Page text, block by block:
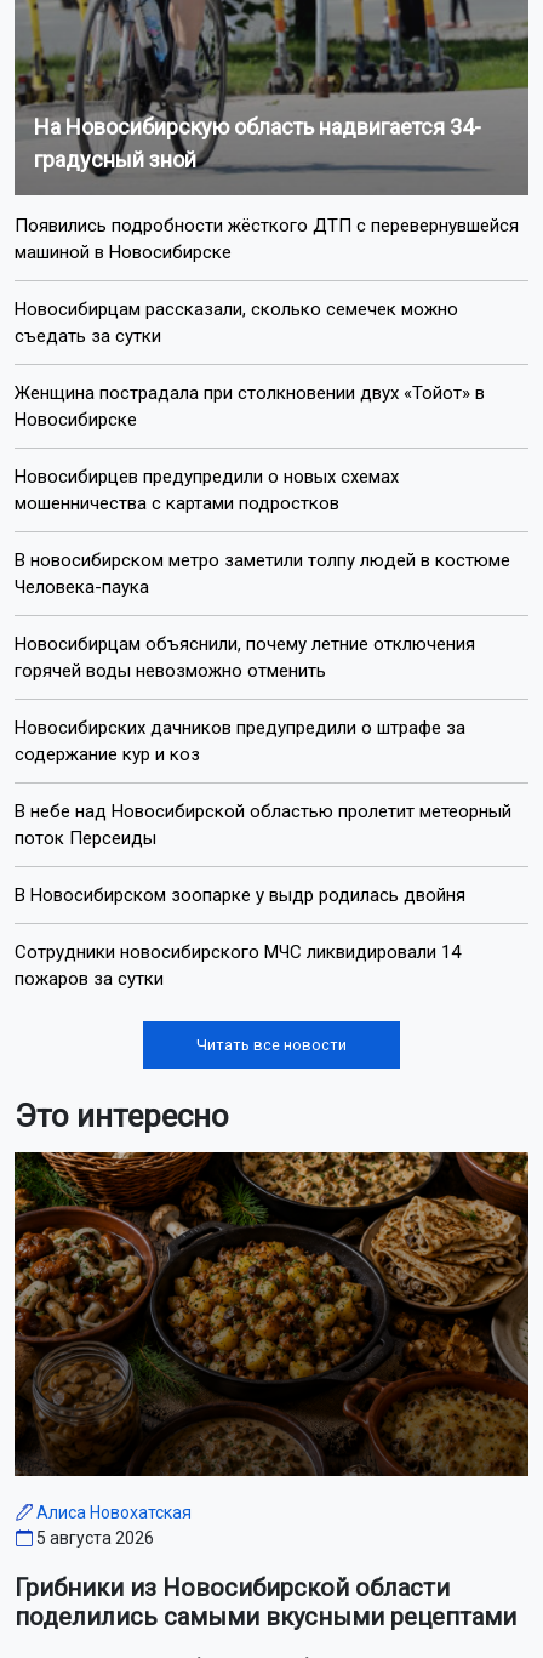
На Новосибирскую область надвигается 34-
градусный зной
Появились подробности жёсткого ДТП с перевернувшейся
машиной в Новосибирске
Новосибирцам рассказали, сколько семечек можно
съедать за сутки
Женщина пострадала при столкновении двух «Тойот» в
Новосибирске
Новосибирцев предупредили о новых схемах
мошенничества с картами подростков
В новосибирском метро заметили толпу людей в костюме
Человека-паука
Новосибирцам объяснили, почему летние отключения
горячей воды невозможно отменить
Новосибирских дачников предупредили о штрафе за
содержание кур и коз
В небе над Новосибирской областью пролетит метеорный
поток Персеиды
В Новосибирском зоопарке у выдр родилась двойня
Сотрудники новосибирского МЧС ликвидировали 14
пожаров за сутки
Читать все новости
Это интересно
Алиса Новохатская
5 августа 2026
Грибники из Новосибирской области
поделились самыми вкусными рецептами